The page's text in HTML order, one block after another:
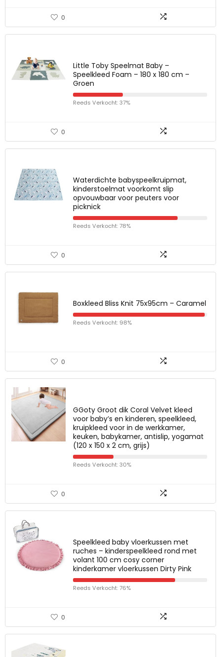
0
Little Toby Speelmat Baby –
Speelkleed Foam – 180 x 180 cm –
Groen
Reeds Verkocht: 37%
0
Waterdichte babyspeelkruipmat,
kinderstoelmat voorkomt slip
opvouwbaar voor peuters voor
picknick
Reeds Verkocht: 78%
0
Boxkleed Bliss Knit 75x95cm – Caramel
Reeds Verkocht: 98%
0
GGoty Groot dik Coral Velvet kleed
voor baby’s en kinderen, speelkleed,
kruipkleed voor in de werkkamer,
keuken, babykamer, antislip, yogamat
(120 x 150 x 2 cm, grijs)
Reeds Verkocht: 30%
0
Speelkleed baby vloerkussen met
ruches – kinderspeelkleed rond met
volant 100 cm cosy corner
kinderkamer vloerkussen Dirty Pink
Reeds Verkocht: 76%
0